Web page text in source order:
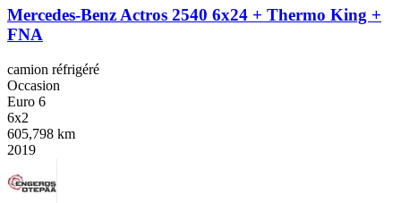
Mercedes-Benz Actros 2540 6x24 + Thermo King +
FNA
camion réfrigéré
Occasion
Euro 6
6x2
605,798 km
2019